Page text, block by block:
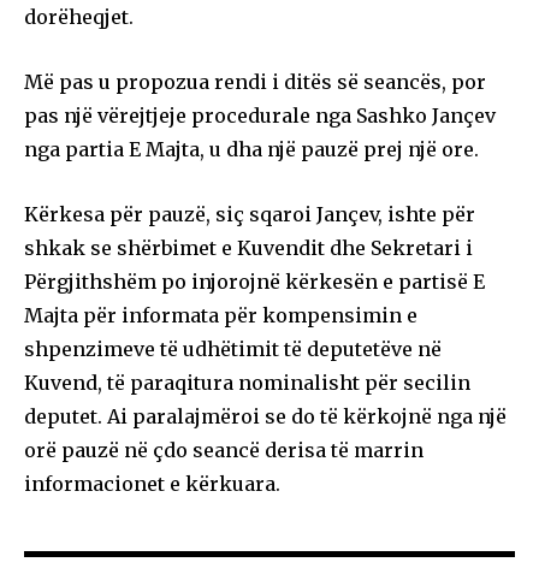
dorëheqjet.
Më pas u propozua rendi i ditës së seancës, por
pas një vërejtjeje procedurale nga Sashko Jançev
nga partia E Majta, u dha një pauzë prej një ore.
Kërkesa për pauzë, siç sqaroi Jançev, ishte për
shkak se shërbimet e Kuvendit dhe Sekretari i
Përgjithshëm po injorojnë kërkesën e partisë E
Majta për informata për kompensimin e
shpenzimeve të udhëtimit të deputetëve në
Kuvend, të paraqitura nominalisht për secilin
deputet. Ai paralajmëroi se do të kërkojnë nga një
orë pauzë në çdo seancë derisa të marrin
informacionet e kërkuara.